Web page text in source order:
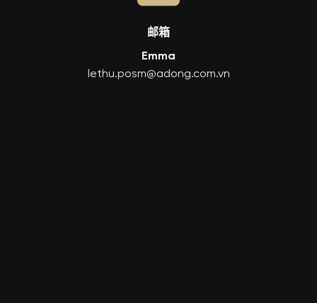
邮箱
Emma
lethu.posm@adong.com.vn